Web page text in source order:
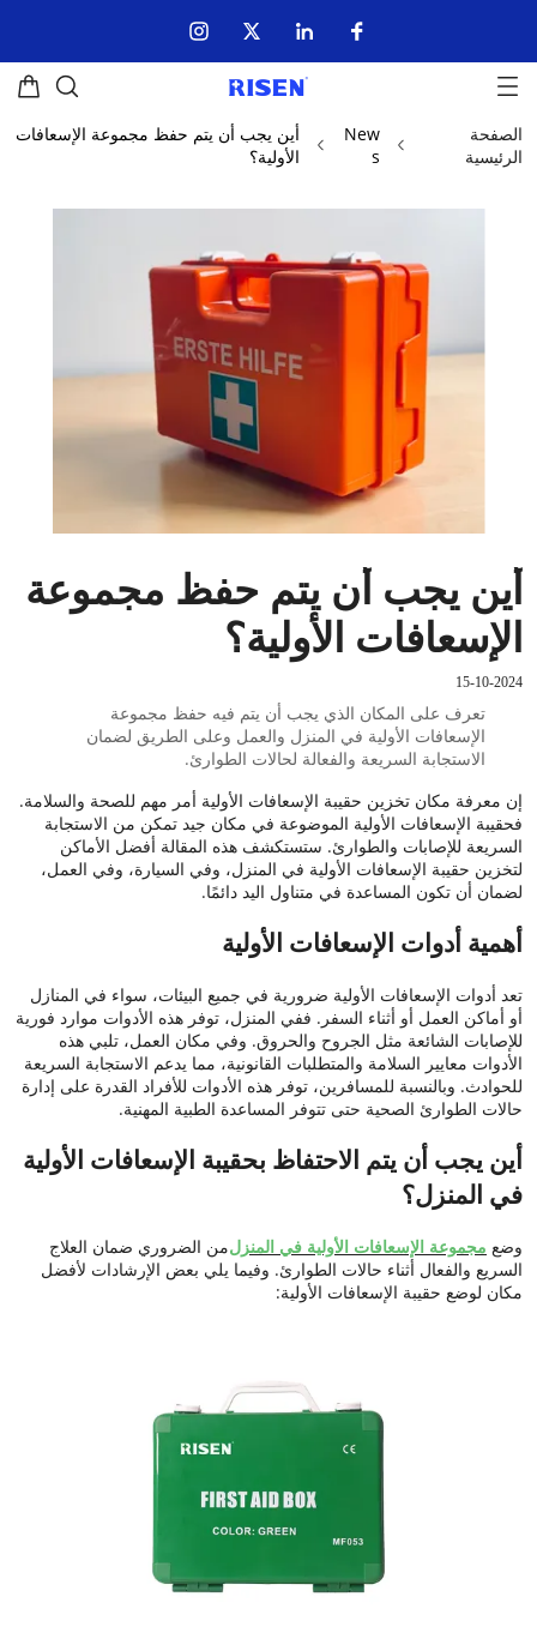
الصفحة
الرئيسية
New
s
أين يجب أن يتم حفظ مجموعة الإسعافات
الأولية؟
أين يجب أن يتم حفظ مجموعة
الإسعافات الأولية؟
15-10-2024
تعرف على المكان الذي يجب أن يتم فيه حفظ مجموعة
الإسعافات الأولية في المنزل والعمل وعلى الطريق لضمان
الاستجابة السريعة والفعالة لحالات الطوارئ.
إن معرفة مكان تخزين حقيبة الإسعافات الأولية أمر مهم للصحة والسلامة.
فحقيبة الإسعافات الأولية الموضوعة في مكان جيد تمكن من الاستجابة
السريعة للإصابات والطوارئ. ستستكشف هذه المقالة أفضل الأماكن
لتخزين حقيبة الإسعافات الأولية في المنزل، وفي السيارة، وفي العمل،
لضمان أن تكون المساعدة في متناول اليد دائمًا.
أهمية أدوات الإسعافات الأولية
تعد أدوات الإسعافات الأولية ضرورية في جميع البيئات، سواء في المنازل
أو أماكن العمل أو أثناء السفر. ففي المنزل، توفر هذه الأدوات موارد فورية
للإصابات الشائعة مثل الجروح والحروق. وفي مكان العمل، تلبي هذه
الأدوات معايير السلامة والمتطلبات القانونية، مما يدعم الاستجابة السريعة
للحوادث. وبالنسبة للمسافرين، توفر هذه الأدوات للأفراد القدرة على إدارة
حالات الطوارئ الصحية حتى تتوفر المساعدة الطبية المهنية.
أين يجب أن يتم الاحتفاظ بحقيبة الإسعافات الأولية
في المنزل؟
وضع مجموعة الإسعافات الأولية في المنزلمن الضروري ضمان العلاج
السريع والفعال أثناء حالات الطوارئ. وفيما يلي بعض الإرشادات لأفضل
مكان لوضع حقيبة الإسعافات الأولية: